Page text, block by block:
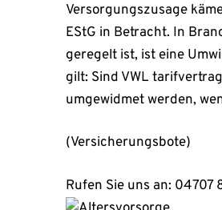
Versorgungszusage
EStG in Betracht. In
geregelt ist, ist eine
gilt: Sind VWL
umgewidmet werden,
(Versicherungsbote)
Rufen Sie uns an: 04707